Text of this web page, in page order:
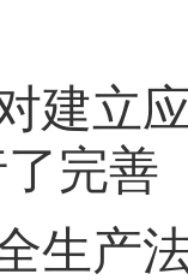
对建立
完善
生产